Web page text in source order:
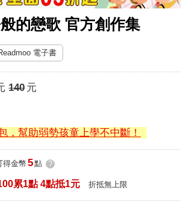
的戀歌 官方創作集
電子書
140元
，幫助弱勢孩童上學不中斷！
得金幣 5點 ?
累1點 4點抵1元 折抵無上限